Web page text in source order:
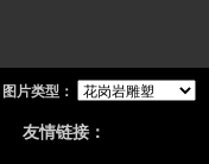
图片类型：
友情链接：